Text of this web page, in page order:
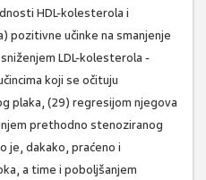
HDL-kolesterola i
pozitivne učinke na smanjenje
LDL-kolesterola -
koji se očituju
plaka, (29) regresijom njegova
prethodno stenoziranog
je, dakako, praćeno i
a time i poboljšanjem